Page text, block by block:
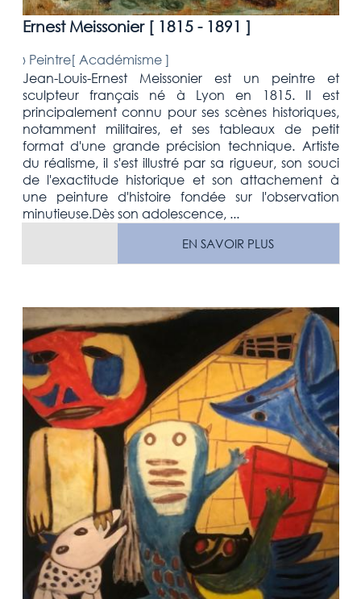
Ernest Meissonier [ 1815 - 1891 ]
› Peintre[ Académisme]
Jean-Louis-Ernest Meissonier est un peintre et
sculpteur français né à Lyon en 1815. Il est
principalement connu pour ses scènes historiques,
notamment militaires, et ses tableaux de petit
format d'une grande précision technique. Artiste
du réalisme, il s'est illustré par sa rigueur, son souci
de l'exactitude historique et son attachement à
une peinture d'histoire fondée sur l'observation
minutieuse.Dès son adolescence, ...
EN SAVOIR PLUS